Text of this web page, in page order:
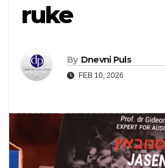
ruke
By Dnevni Puls
FEB 10, 2026